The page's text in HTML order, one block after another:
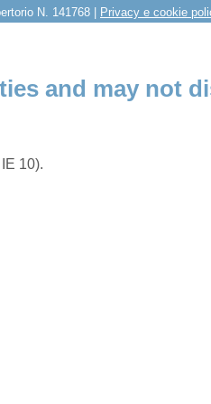
N. 141768 | Privacy e cookie
and may not
10).